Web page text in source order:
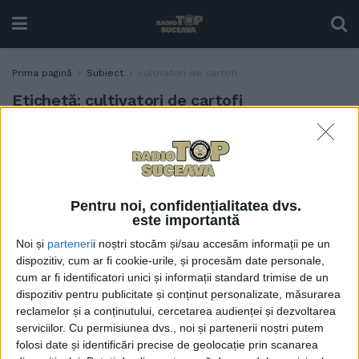
Pentru noi, confidențialitatea dvs.
este importantă
Noi și partenerii noștri stocăm și/sau accesăm informații pe un
dispozitiv, cum ar fi cookie-urile, și procesăm date personale,
cum ar fi identificatori unici și informații standard trimise de un
dispozitiv pentru publicitate și conținut personalizate, măsurarea
reclamelor și a conținutului, cercetarea audienței și dezvoltarea
serviciilor. Cu permisiunea dvs., noi și partenerii noștri putem
folosi date și identificări precise de geolocație prin scanarea
Prima pagină Subiect cultivatori de cartofi
Etichetă: cultivatori de cartofi
Subvenția de 200 de
euro/hectar pentru
producătorii de cartofi.
Agricole Suceava: Cine nu
are producția de 15 tone de
cartofi la hectar nu pățește
nimic. Nu primește
sprijinul, dar nu-i ia nimeni
nimic din bătătură
Cultivatorii de cartofi mai